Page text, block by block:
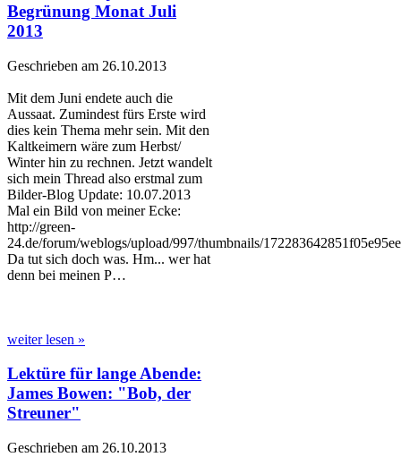
Begrünung Monat Juli
2013
Geschrieben am 26.10.2013
Mit dem Juni endete auch die
Aussaat. Zumindest fürs Erste wird
dies kein Thema mehr sein. Mit den
Kaltkeimern wäre zum Herbst/
Winter hin zu rechnen. Jetzt wandelt
sich mein Thread also erstmal zum
Bilder-Blog Update: 10.07.2013
Mal ein Bild von meiner Ecke:
http://green-
24.de/forum/weblogs/upload/997/thumbnails/
Da tut sich doch was. Hm... wer hat
denn bei meinen P…
weiter lesen »
Lektüre für lange Abende:
James Bowen: "Bob, der
Streuner"
Geschrieben am 26.10.2013